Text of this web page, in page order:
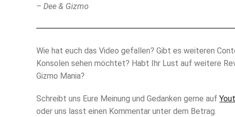
– Dee & Gizmo
Wie hat euch das Video gefallen? Gibt es weiteren
Konsolen sehen möchtet? Habt Ihr Lust auf weitere
Gizmo Mania?
Schreibt uns Eure Meinung und Gedanken gerne auf
oder uns lasst einen Kommentar unter dem Betrag.